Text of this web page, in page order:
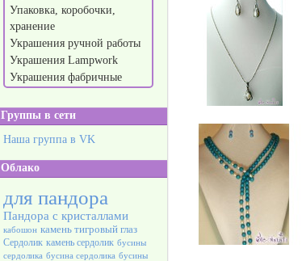
Упаковка, коробочки,
хранение
Украшения ручной работы
Украшения Lampwork
Украшения фабричные
Группы в сети
Наша группа в VK
Облако
для пандора
Пандора с кристаллами
кабошон камень тигровый глаз
Сердолик камень сердолик бусины
сердолика бусина сердолика бусины